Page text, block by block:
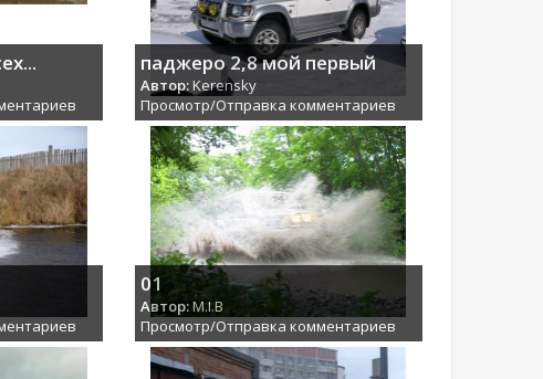
паджеро 2,8 мой первый
Автор:Kerensky
Просмотр/Отправка комментариев
01
Автор:M.I.B
Просмотр/Отправка комментариев